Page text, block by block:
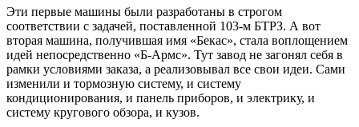
Эти первые машины были разработаны в строгом
соответствии с задачей, поставленной 103-м БТРЗ. А вот
вторая машина, получившая имя «Бекас», стала воплощением
идей непосредственно «Б-Армс». Тут завод не загонял себя в
рамки условиями заказа, а реализовывал все свои идеи. Сами
изменили и тормозную систему, и систему
кондиционирования, и панель приборов, и электрику, и
систему кругового обзора, и кузов.